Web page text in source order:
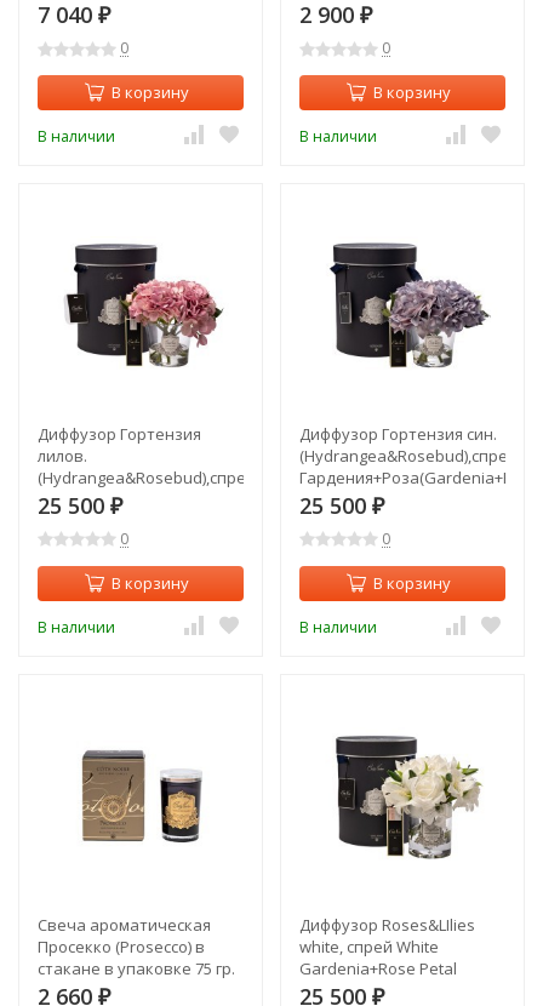
упаковке 185 гр (TT-
7 040 ₽
0
В корзину
В наличии
00012700)
2 900 ₽
0
В корзину
В наличии
Диффузор Гортензия
лилов.
(Hydrangea&Rosebud),спрей
Гардения(White Gardenia)
2*10ml в уп. (TT-00012716)
25 500 ₽
0
В корзину
В наличии
Диффузор Гортензия син.
(Hydrangea&Rosebud),спрей
Гардения+Роза(Gardenia+Rose)
10 ml в уп (TT-00012717)
25 500 ₽
0
В корзину
В наличии
Свеча ароматическая
Просекко (Prosecco) в
стакане в упаковке 75 гр.
(TT-00012704)
2 660 ₽
Диффузор Roses&LIlies
white, спрей White
Gardenia+Rose Petal
2*10ml в упак. (TT-
25 500 ₽